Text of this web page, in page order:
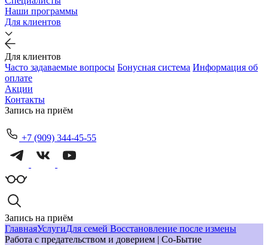
Наши программы
Для клиентов
Для клиентов
Часто задаваемые вопросы Бонусная система Информация об
оплате
Акции
Контакты
Запись на приём
+7 (909) 344-45-55
Запись на приём
ГлавнаяУслугиДля семей Восстановление после измены
Работа с предательством и доверием | Со-Бытие